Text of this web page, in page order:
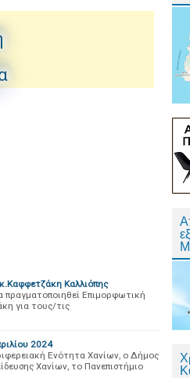
Καλλιόπης
Επιμορφωτική
για τους/τις
2024
Ενότητα Χανίων, ο Δήμος
Χανίων, το Πανεπιστήμιο